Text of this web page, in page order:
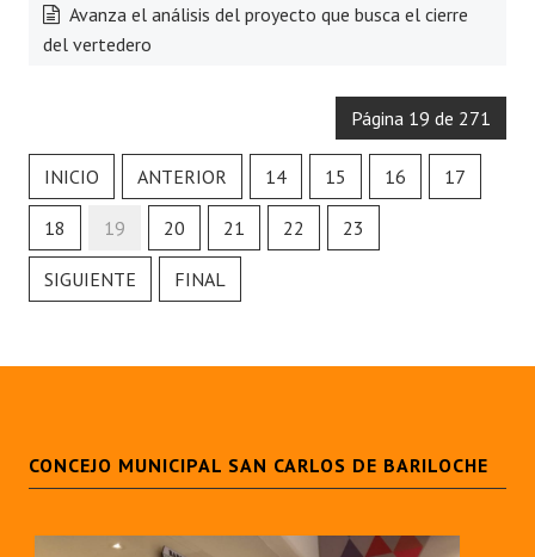
Avanza el análisis del proyecto que busca el cierre
del vertedero
Página 19 de 271
INICIO ANTERIOR 14 15 16 17
18 19 20 21 22 23
SIGUIENTE FINAL
CONCEJO MUNICIPAL SAN CARLOS DE BARILOCHE